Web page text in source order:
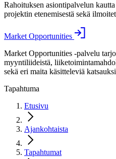
Rahoituksen asiontipalvelun
projektin etenemisestä sekä
Market Opportunities
Market Opportunities -palvelu
myyntiliideistä,
sekä eri maita käsitteleviä
Tapahtuma
Etusivu
Ajankohtaista
Tapahtumat